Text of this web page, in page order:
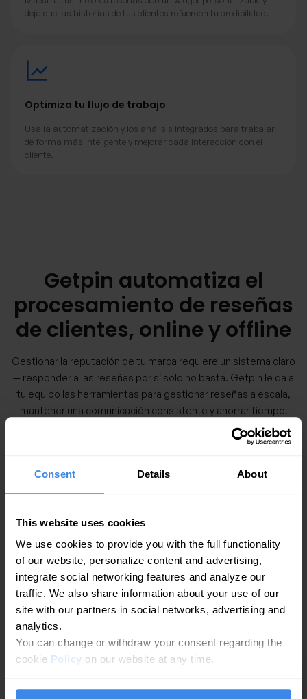
Consent Details About
This website uses cookies
We use cookies to provide you with the full functionality
of our website, personalize content and advertising,
integrate social networking features and analyze our
traffic. We also share information about your use of our
site with our partners in social networks, advertising and
analytics.
You can change or withdraw your consent regarding the
cookie Policy on our website at any time.
deja que las historias de tus clientes refuercen tu credibilidad.
Optimiza tu flujo de trabajo
Usa la automatización y los análisis integrados para trabajar
de forma más inteligente y mejorar cada interacción con el
cliente.
Getpin automatiza el
procesamiento de reseñas
de clientes, online y offline
Gestionar la reputación de tu marca requiere un sistema claro
— responder a las reseñas por sí solo no basta. Getpin le da a
tu equipo las herramientas para gestionar reseñas a escala,
mantener una comunicación consistente y ahorrar tiempo.
Reúne las reseñas de tu
negocio de todas las
plataformas en una sola
interfaz.
Solicitar demo